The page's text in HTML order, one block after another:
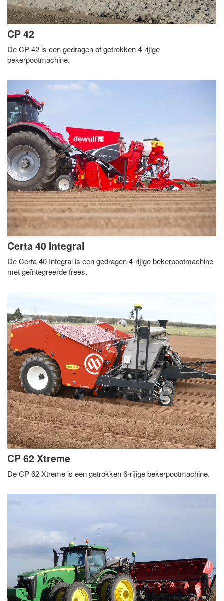
CP 42
De CP 42 is een gedragen of getrokken 4-rijige
bekerpootmachine.
Certa 40 Integral
De Certa 40 Integral is een gedragen 4-rijige bekerpootmachine
met geïntegreerde frees.
CP 62 Xtreme
De CP 62 Xtreme is een getrokken 6-rijige bekerpootmachine.